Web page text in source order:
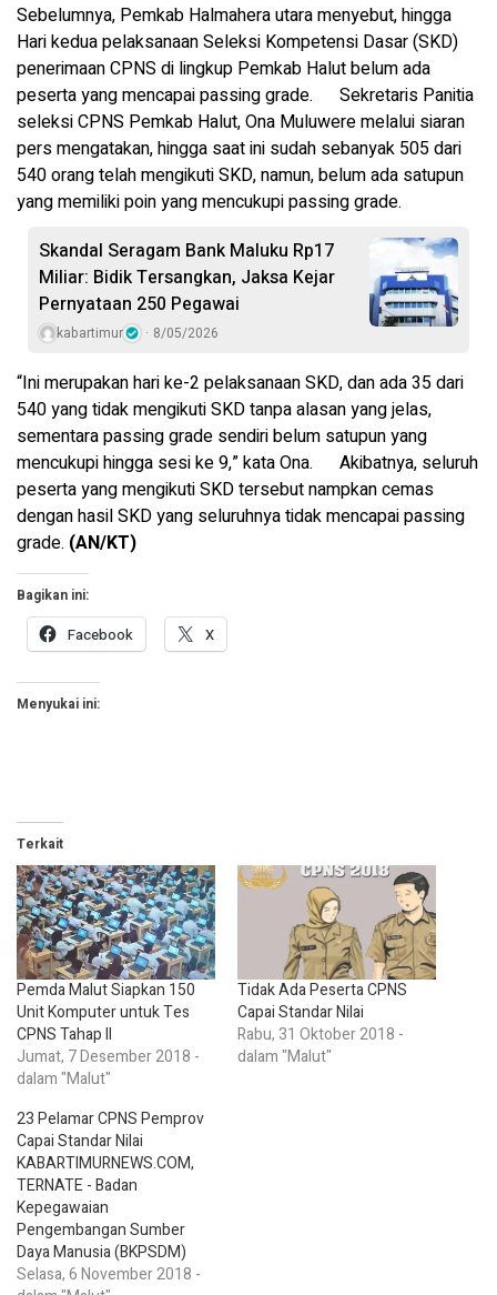
Sebelumnya, Pemkab Halmahera utara menyebut, hingga
Hari kedua pelaksanaan Seleksi Kompetensi Dasar (SKD)
penerimaan CPNS di lingkup Pemkab Halut belum ada
peserta yang mencapai passing grade. Sekretaris Panitia
seleksi CPNS Pemkab Halut, Ona Muluwere melalui siaran
pers mengatakan, hingga saat ini sudah sebanyak 505 dari
540 orang telah mengikuti SKD, namun, belum ada satupun
yang memiliki poin yang mencukupi passing grade.
Skandal Seragam Bank Maluku Rp17
Miliar: Bidik Tersangkan, Jaksa Kejar
Pernyataan 250 Pegawai
kabartimur 8/05/2026
“Ini merupakan hari ke-2 pelaksanaan SKD, dan ada 35 dari
540 yang tidak mengikuti SKD tanpa alasan yang jelas,
sementara passing grade sendiri belum satupun yang
mencukupi hingga sesi ke 9,” kata Ona. Akibatnya, seluruh
peserta yang mengikuti SKD tersebut nampkan cemas
dengan hasil SKD yang seluruhnya tidak mencapai passing
grade. (AN/KT)
Bagikan ini:
Facebook X
Menyukai ini:
Terkait
Pemda Malut Siapkan 150
Unit Komputer untuk Tes
CPNS Tahap II
Jumat, 7 Desember 2018 -
dalam "Malut"
Tidak Ada Peserta CPNS
Capai Standar Nilai
Rabu, 31 Oktober 2018 -
dalam "Malut"
23 Pelamar CPNS Pemprov
Capai Standar Nilai
KABARTIMURNEWS.COM,
TERNATE - Badan
Kepegawaian
Pengembangan Sumber
Daya Manusia (BKPSDM)
Pemprov Maluku Utara
Selasa, 6 November 2018 -